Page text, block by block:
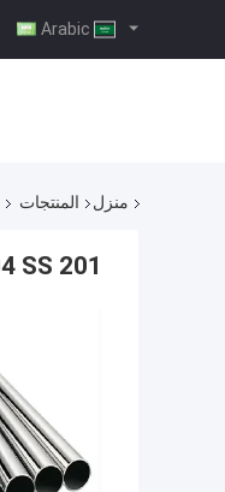
منزل المنتجات
201 304L 316 316L 321 410 304 SS أنابيب الفولاذ قوة عالية مقاومة درجات حرارة عالية